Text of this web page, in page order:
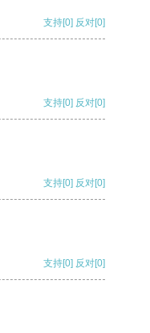
支持[0] 反对[0]
支持[0] 反对[0]
支持[0] 反对[0]
支持[0] 反对[0]